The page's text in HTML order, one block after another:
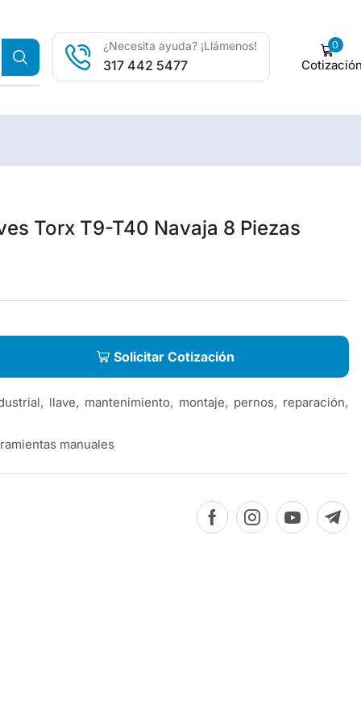
¿Necesita ayuda? ¡Llámenos!
317 442 5477
0
Torx T9-T40 Navaja 8 Piezas
Solicitar Cotización
, llave, mantenimiento, montaje, pernos, reparación,
manuales